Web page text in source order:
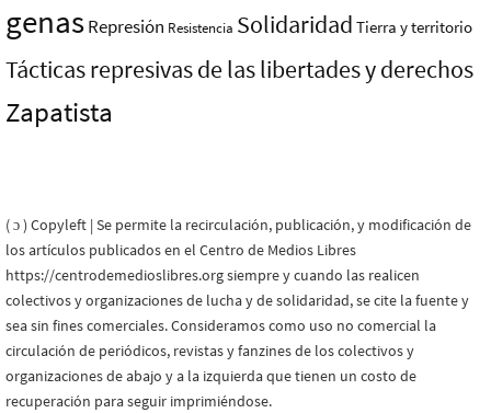
genasRepresión Resistencia Solidaridad Tierra y territorio
Tácticas represivas de las libertades y derechos
Zapatista
( ɔ ) Copyleft | Se permite la recirculación, publicación, y modificación de
los artículos publicados en el Centro de Medios Libres
https://centrodemedioslibres.org siempre y cuando las realicen
colectivos y organizaciones de lucha y de solidaridad, se cite la fuente y
sea sin fines comerciales. Consideramos como uso no comercial la
circulación de periódicos, revistas y fanzines de los colectivos y
organizaciones de abajo y a la izquierda que tienen un costo de
recuperación para seguir imprimiéndose.